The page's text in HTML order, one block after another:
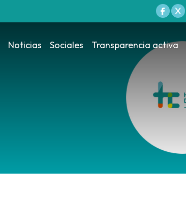
Noticias Sociales Transparencia activa